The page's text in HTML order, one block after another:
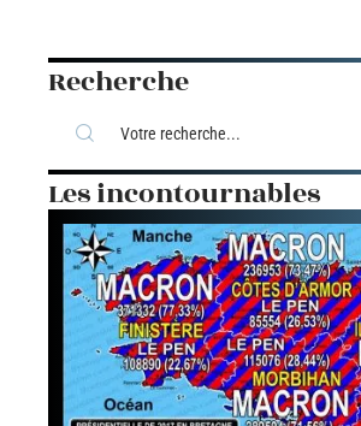
Recherche
Les incontournables